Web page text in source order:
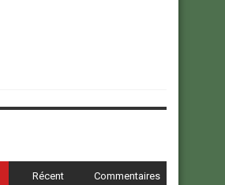
Récent Commentaires